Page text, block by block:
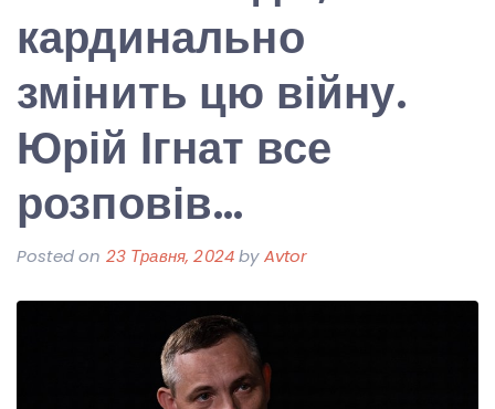
кардинально
змінить цю війну.
Юрій Ігнат все
розповів…
Posted on 23 Травня, 2024byAvtor